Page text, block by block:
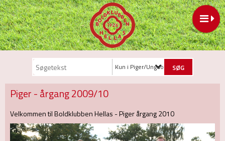
Kun i Piger/Ungdom
Piger - årgang 2009/10
Velkommen til Boldklubben Hellas - Piger årgang 2010